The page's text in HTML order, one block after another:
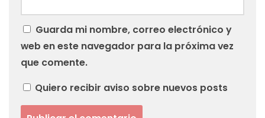
Guarda mi nombre, correo electrónico y
web en este navegador para la próxima vez
que comente.
Quiero recibir aviso sobre nuevos posts